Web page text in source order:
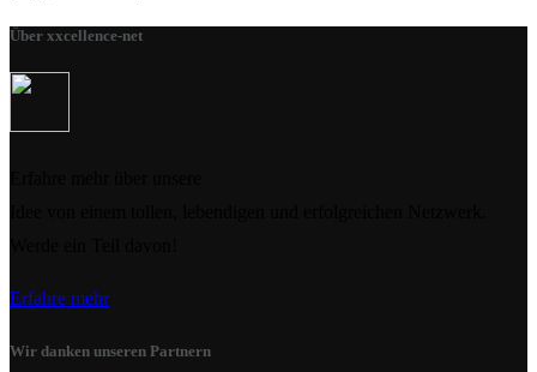
Über xxcellence-net
Erfahre mehr
Wir danken unseren Partnern